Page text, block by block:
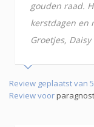
gouden raad.
kerstdagen en
Groetjes, Daisy
Review geplaatst van 5
Review voor